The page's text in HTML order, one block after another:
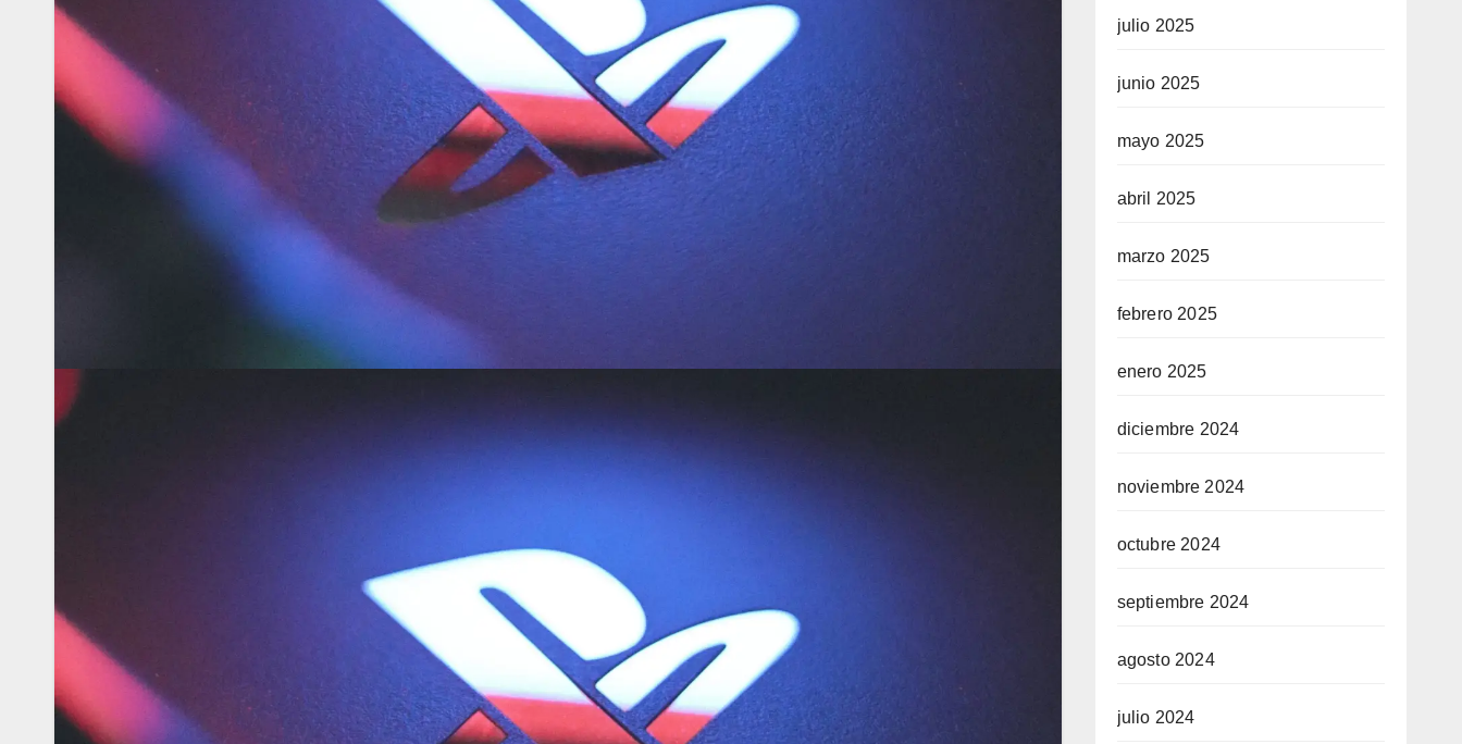
julio 2025
junio 2025
mayo 2025
abril 2025
marzo 2025
febrero 2025
enero 2025
diciembre 2024
noviembre 2024
octubre 2024
septiembre 2024
agosto 2024
julio 2024